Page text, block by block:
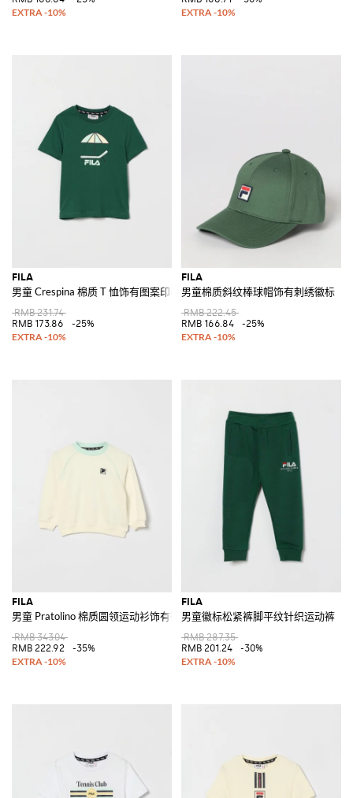
FILA
男童 Crespina 棉质 T 恤饰有图案印花和徽标
RMB 231.74
RMB 173.86
-25%
FILA
男童棉质斜纹棒球帽饰有刺绣徽标
RMB 222.45
RMB 166.84
-25%
FILA
男童 Pratolino 棉质圆领运动衫饰有徽标
RMB 343.04
RMB 222.92
-35%
FILA
男童徽标松紧裤脚平纹针织运动裤
RMB 287.35
RMB 201.24
-30%